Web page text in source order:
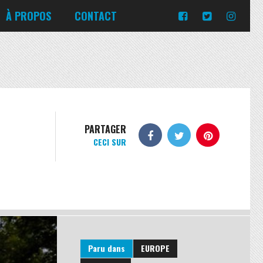
Corée du Sud
Emirats Arabes Unis
Japon
Islande
Italie
Lituanie
Moldavie
Norvège
Portugal
Ukraine
République tchèque
Russie
Slovaquie
À PROPOS CONTACT
Turquie
Moldavie
Norvège
Pologne
Russie
Slovaquie
Slovénie
PARTAGER
CECI SUR
Paru dans
EUROPE